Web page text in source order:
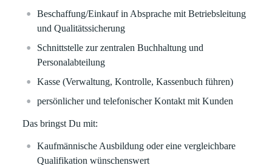
Beschaffung/Einkauf in Absprache mit Betriebsleitung
und Qualitätssicherung
Schnittstelle zur zentralen Buchhaltung und
Personalabteilung
Kasse (Verwaltung, Kontrolle, Kassenbuch führen)
persönlicher und telefonischer Kontakt mit Kunden
Das bringst Du mit:
Kaufmännische Ausbildung oder eine vergleichbare
Qualifikation wünschenswert